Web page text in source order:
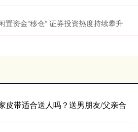
置资金“移仓” 证券投资热度持续攀升
皮带适合送人吗？送男朋友/父亲合